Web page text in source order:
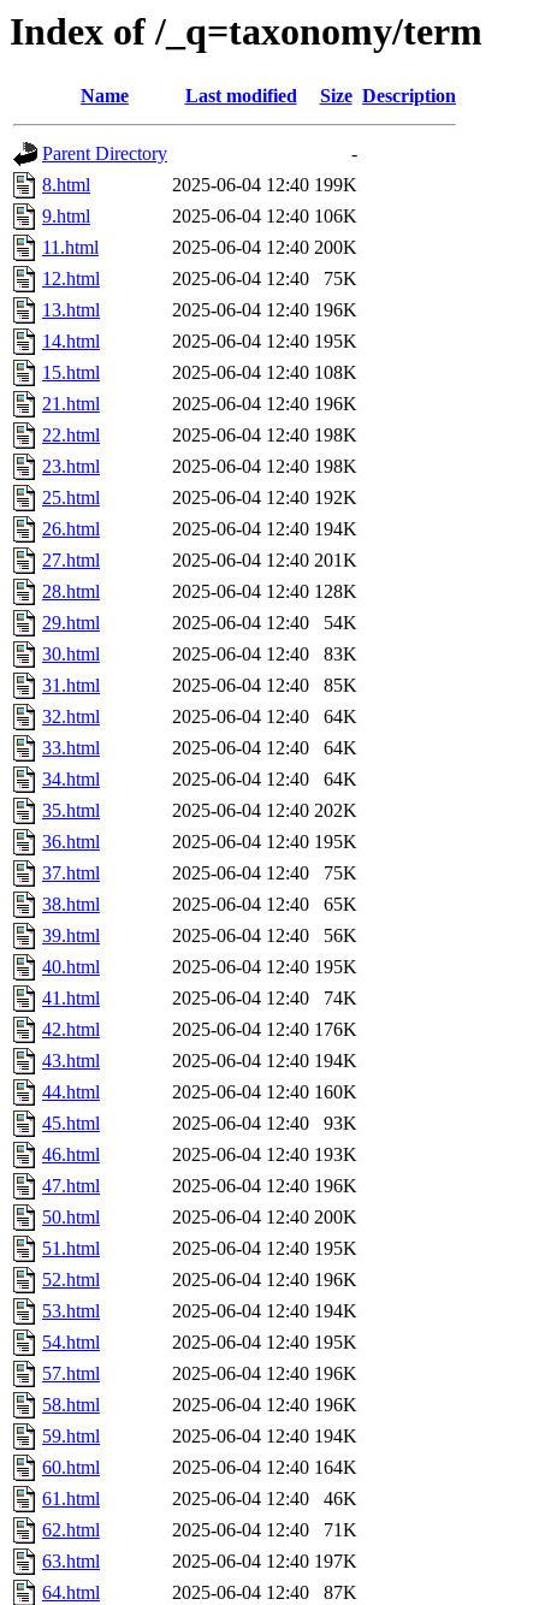
Index of /_q=taxonomy/term
Name Last modified Size Description
Parent Directory
-
8.html
2025-06-04 12:40 199K
9.html
2025-06-04 12:40 106K
11.html
2025-06-04 12:40 200K
12.html
2025-06-04 12:40
75K
13.html
2025-06-04 12:40 196K
14.html
2025-06-04 12:40 195K
15.html
2025-06-04 12:40 108K
21.html
2025-06-04 12:40 196K
22.html
2025-06-04 12:40 198K
23.html
2025-06-04 12:40 198K
25.html
2025-06-04 12:40 192K
26.html
2025-06-04 12:40 194K
27.html
2025-06-04 12:40 201K
28.html
2025-06-04 12:40 128K
29.html
2025-06-04 12:40
54K
30.html
2025-06-04 12:40
83K
31.html
2025-06-04 12:40
85K
32.html
2025-06-04 12:40
64K
33.html
2025-06-04 12:40
64K
34.html
2025-06-04 12:40
64K
35.html
2025-06-04 12:40 202K
36.html
2025-06-04 12:40 195K
37.html
2025-06-04 12:40
75K
38.html
2025-06-04 12:40
65K
39.html
2025-06-04 12:40
56K
40.html
2025-06-04 12:40 195K
41.html
2025-06-04 12:40
74K
42.html
2025-06-04 12:40 176K
43.html
2025-06-04 12:40 194K
44.html
2025-06-04 12:40 160K
45.html
2025-06-04 12:40
93K
46.html
2025-06-04 12:40 193K
47.html
2025-06-04 12:40 196K
50.html
2025-06-04 12:40 200K
51.html
2025-06-04 12:40 195K
52.html
2025-06-04 12:40 196K
53.html
2025-06-04 12:40 194K
54.html
2025-06-04 12:40 195K
57.html
2025-06-04 12:40 196K
58.html
2025-06-04 12:40 196K
59.html
2025-06-04 12:40 194K
60.html
2025-06-04 12:40 164K
61.html
2025-06-04 12:40
46K
62.html
2025-06-04 12:40
71K
63.html
2025-06-04 12:40 197K
64.html
2025-06-04 12:40
87K